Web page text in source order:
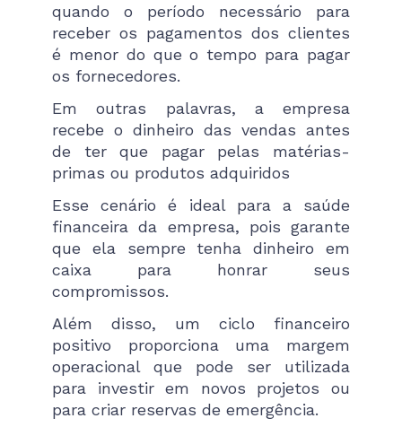
quando o período necessário para
receber os pagamentos dos clientes
é menor do que o tempo para pagar
os fornecedores.
Em outras palavras, a empresa
recebe o dinheiro das vendas antes
de ter que pagar pelas matérias-
primas ou produtos adquiridos
Esse cenário é ideal para a saúde
financeira da empresa, pois garante
que ela sempre tenha dinheiro em
caixa para honrar seus
compromissos.
Além disso, um ciclo financeiro
positivo proporciona uma margem
operacional que pode ser utilizada
para investir em novos projetos ou
para criar reservas de emergência.